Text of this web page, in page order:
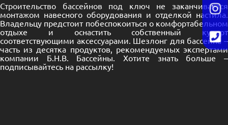
Строительство бассейнов под ключ не заканчивается
монтажом навесного оборудования и отделкой настила.
Владельцу предстоит побеспокоиться о комфортабельном
отдыхе и оснастить собственный курорт
соответствующими аксессуарами. Шезлонг для бассейна –
часть из десятка продуктов, рекомендуемых экспертами
компании Б.Н.В. Бассейны. Хотите знать больше –
подписывайтесь на рассылку!